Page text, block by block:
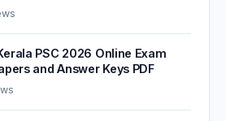
PSC 2026 Online Exam
and Answer Keys PDF